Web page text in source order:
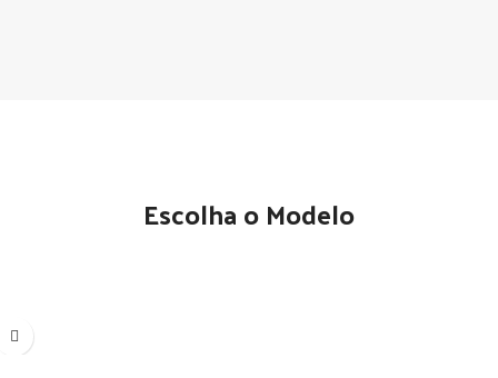
Escolha o Modelo